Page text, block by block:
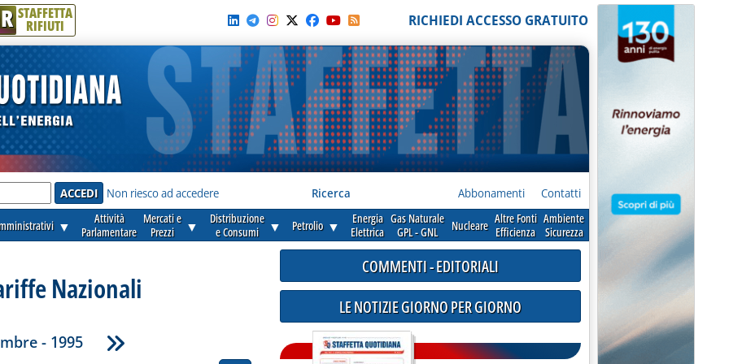
R STAFFETTA
RIFIUTI RICHIEDI ACCESSO GRATUITO
Non riesco ad accedere Ricerca Abbonamenti Contatti
▼
Attività
Parlamentare
Mercati e
Prezzi
▼
Distribuzione
e Consumi
▼ Petrolio ▼
Energia
Elettrica
Gas Naturale
GPL - GNL
Nucleare Altre Fonti
Efficienza
Ambiente
Sicurezza
Nazionali
- 1995
COMMENTI - EDITORIALI
LE NOTIZIE GIORNO PER GIORNO